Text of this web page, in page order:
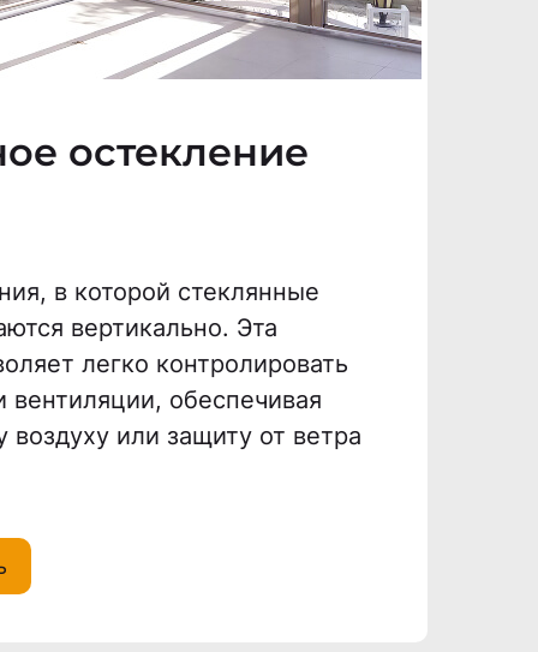
остекление
в которой стеклянные
вертикально. Эта
легко контролировать
обеспечивая
или защиту от ветра